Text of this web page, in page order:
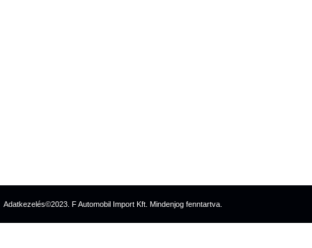
Adatkezelés©2023. F Automobil Import Kft. Mindenjog fenntartva.